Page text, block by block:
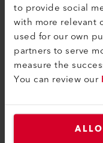
to provide social
with more relevant
used for our own
partners to serve
measure the
You can review our